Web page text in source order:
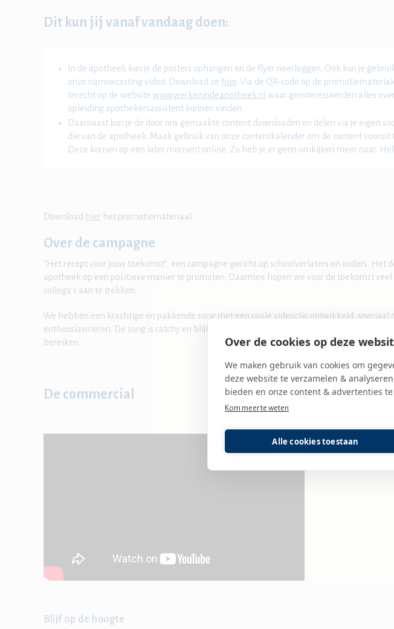
Over de cookies op deze
We maken gebruik van cookies om
deze website te verzamelen &
bieden en onze content & advertenties
Kom meer te weten
Alle cookies toestaan
Dit kun jij vanaf vandaag doen:
In de apotheek kun je de posters ophangen en de flyer neerleggen. Ook kun je
onze narrowcasting video. Download ze hier. Via de QR-code op de
terecht op de website www.werkenindeapotheek.nl waar geïnteresseerden alles
opleiding apothekersassistent kunnen vinden.
Daarnaast kun je de door ons gemaakte content downloaden en delen via je eigen
die van de apotheek. Maak gebruik van onze contentkalender om de content vooruit
Deze komen op een later moment online. Zo heb je er geen omkijken meer naar.
Download hier het promotiemateriaal.
Over de campagne
“Het recept voor jouw toekomst”, een campagne gericht op schoolverlaters en ouders. Het
apotheek op een positieve manier te promoten. Daarmee hopen we voor de toekomst veel
collega’s aan te trekken.
We hebben een krachtige en pakkende song met een coole videoclip ontwikkeld, speciaal
enthousiasmeren. De song is catchy en blijft hangen – perfect om op social media te delen
bereiken.
De commercial
Blijf op de hoogte